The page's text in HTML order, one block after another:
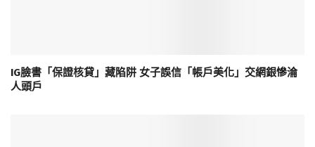
IG臉書「保證核貸」藏陷阱 女子誤信「帳戶美化」交網銀慘淪
人頭戶